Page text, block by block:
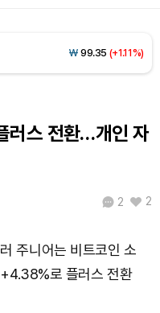
₩92,423,685(+0.89%)
러스 전환…개인 자
2 2
주니어는 비트코인 소
로 플러스 전환